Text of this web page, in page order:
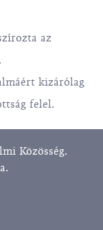
az
kizárólag
felel.
Közösség.